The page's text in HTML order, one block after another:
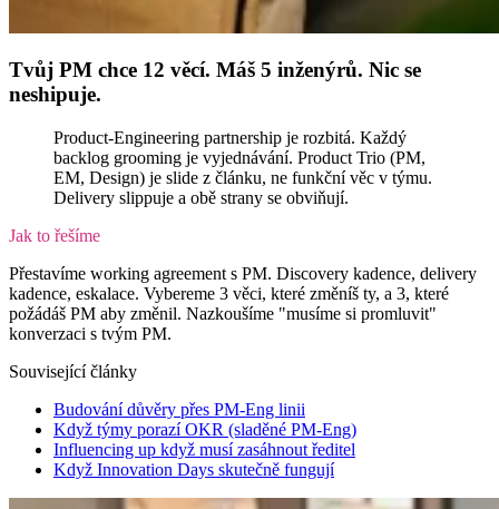
Tvůj PM chce 12 věcí. Máš 5 inženýrů. Nic se
neshipuje.
Product-Engineering partnership je rozbitá. Každý
backlog grooming je vyjednávání. Product Trio (PM,
EM, Design) je slide z článku, ne funkční věc v týmu.
Delivery slippuje a obě strany se obviňují.
Jak to řešíme
Přestavíme working agreement s PM. Discovery kadence, delivery
kadence, eskalace. Vybereme 3 věci, které změníš ty, a 3, které
požádáš PM aby změnil. Nazkoušíme "musíme si promluvit"
konverzaci s tvým PM.
Související články
Budování důvěry přes PM-Eng linii
Když týmy porazí OKR (sladěné PM-Eng)
Influencing up když musí zasáhnout ředitel
Když Innovation Days skutečně fungují